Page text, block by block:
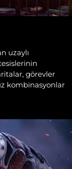
uzaylı
görevler
kombinasyonlar